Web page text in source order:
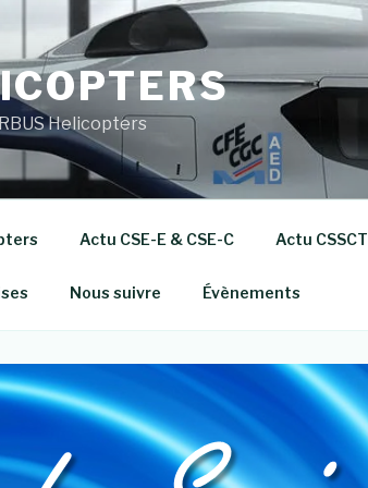
Helicopters
Actu CSE-E & CSE-C Actu CSSCT
Nous suivre Évènements